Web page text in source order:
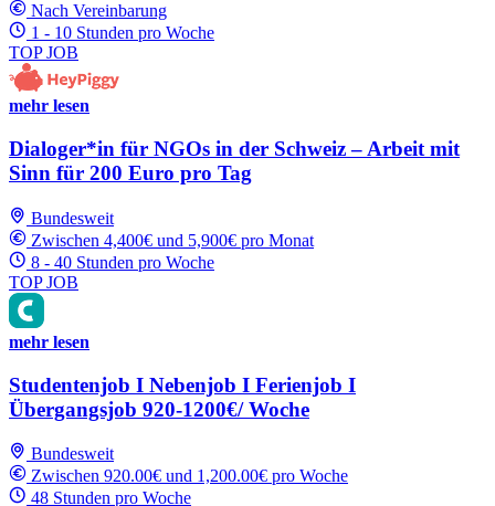
Nach Vereinbarung
1 - 10 Stunden pro Woche
TOP JOB
mehr lesen
Dialoger*in für NGOs in der Schweiz – Arbeit mit
Sinn für 200 Euro pro Tag
Bundesweit
Zwischen 4,400€ und 5,900€ pro Monat
8 - 40 Stunden pro Woche
TOP JOB
mehr lesen
Studentenjob I Nebenjob I Ferienjob I
Übergangsjob 920-1200€/ Woche
Bundesweit
Zwischen 920.00€ und 1,200.00€ pro Woche
48 Stunden pro Woche